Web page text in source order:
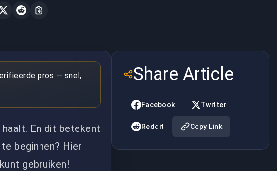
pros — snel,
En dit betekent
beginnen? Hier
gebruiken!
Share Article
Facebook Twitter
Reddit Copy Link